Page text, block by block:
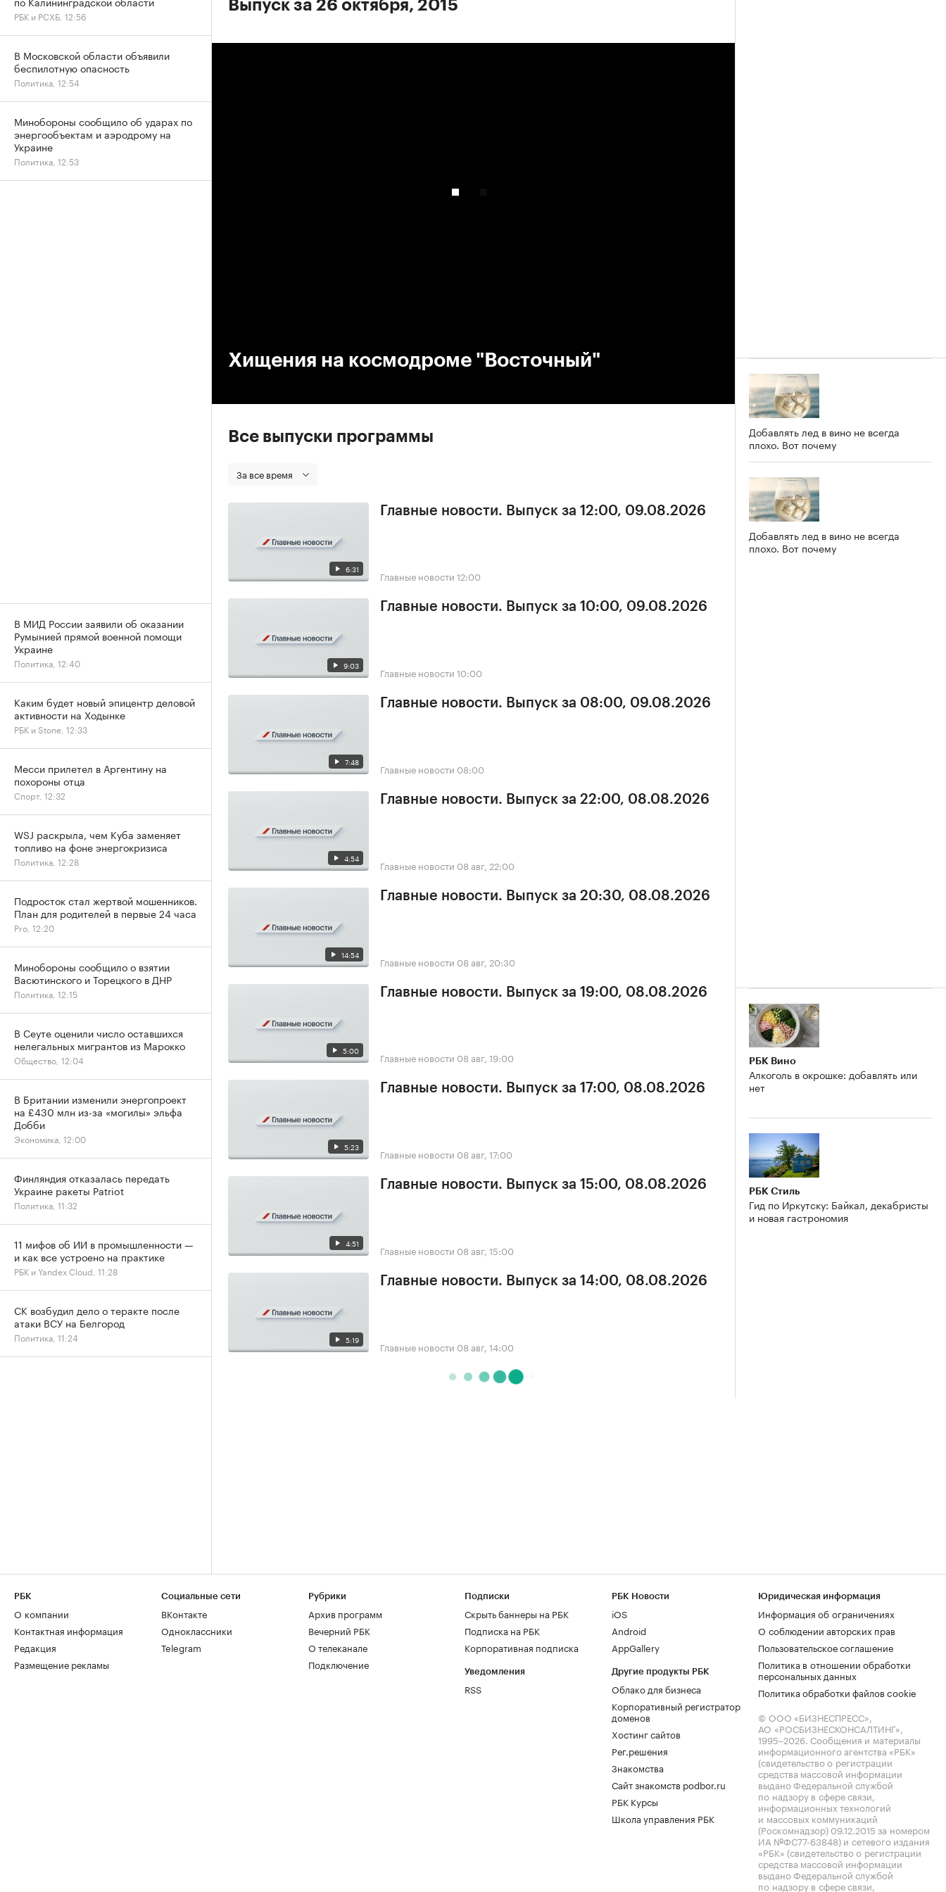
Выпуск за 26 октября, 2015
Хищения на космодроме "Восточный"
Все выпуски программы
За все время
6:31
Главные новости. Выпуск за 12:00, 09.08.2026
Главные новости 12:00
9:03
Главные новости. Выпуск за 10:00, 09.08.2026
Главные новости 10:00
7:48
Главные новости. Выпуск за 08:00, 09.08.2026
Главные новости 08:00
4:54
Главные новости. Выпуск за 22:00, 08.08.2026
Главные новости 08 авг, 22:00
14:54
Главные новости. Выпуск за 20:30, 08.08.2026
Главные новости 08 авг, 20:30
5:00
Главные новости. Выпуск за 19:00, 08.08.2026
Главные новости 08 авг, 19:00
5:23
Главные новости. Выпуск за 17:00, 08.08.2026
Главные новости 08 авг, 17:00
4:51
Главные новости. Выпуск за 15:00, 08.08.2026
Главные новости 08 авг, 15:00
5:19
Главные новости. Выпуск за 14:00, 08.08.2026
Главные новости 08 авг, 14:00
Добавлять лед в вино не всегда
плохо. Вот почему
Добавлять лед в вино не всегда
плохо. Вот почему
РБК Вино
Алкоголь в окрошке: добавлять или
нет
РБК Стиль
Гид по Иркутску: Байкал, декабристы
и новая гастрономия
РБК и РСХБ, 12:56
В Московской области объявили
беспилотную опасность
Политика, 12:54
Минобороны сообщило об ударах по
энергообъектам и аэродрому на
Украине
Политика, 12:53
В МИД России заявили об оказании
Румынией прямой военной помощи
Украине
Политика, 12:40
Каким будет новый эпицентр деловой
активности на Ходынке
РБК и Stone, 12:33
Месси прилетел в Аргентину на
похороны отца
Спорт, 12:32
WSJ раскрыла, чем Куба заменяет
топливо на фоне энергокризиса
Политика, 12:28
Подросток стал жертвой мошенников.
План для родителей в первые 24 часа
Pro, 12:20
Минобороны сообщило о взятии
Васютинского и Торецкого в ДНР
Политика, 12:15
В Сеуте оценили число оставшихся
нелегальных мигрантов из Марокко
Общество, 12:04
В Британии изменили энергопроект
на £430 млн из-за «могилы» эльфа
Добби
Экономика, 12:00
Финляндия отказалась передать
Украине ракеты Patriot
Политика, 11:32
11 мифов об ИИ в промышленности —
и как все устроено на практике
РБК и Yandex Cloud, 11:28
СК возбудил дело о теракте после
атаки ВСУ на Белгород
Политика, 11:24
РБК
О компании
Контактная информация
Редакция
Размещение рекламы
Социальные сети
ВКонтакте
Одноклассники
Telegram
Рубрики
Архив программ
Вечерний РБК
О телеканале
Подключение
Подписки
Скрыть баннеры на РБК
Подписка на РБК
Корпоративная подписка
Уведомления
RSS
РБК Новости
iOS
Android
AppGallery
Другие продукты РБК
Облако для бизнеса
Корпоративный регистратор
доменов
Хостинг сайтов
Рег.решения
Знакомства
Сайт знакомств podbor.ru
РБК Курсы
Школа управления РБК
Юридическая информация
Информация об ограничениях
О соблюдении авторских прав
Пользовательское соглашение
Политика в отношении обработки
персональных данных
Политика обработки файлов cookie
© ООО «БИЗНЕСПРЕСС»,
АО «РОСБИЗНЕСКОНСАЛТИНГ»,
1995–2026. Сообщения и материалы
информационного агентства «РБК»
(свидетельство о регистрации
средства массовой информации
выдано Федеральной службой
по надзору в сфере связи,
информационных технологий
и массовых коммуникаций
(Роскомнадзор) 09.12.2015 за номером
ИА №ФС77-63848) и сетевого издания
«РБК» (свидетельство о регистрации
средства массовой информации
выдано Федеральной службой
по надзору в сфере связи,